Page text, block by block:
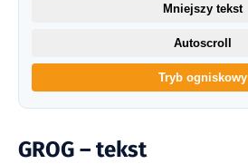
GROG – tekst
Mniejszy tekst
Autoscroll
Tryb ogniskowy